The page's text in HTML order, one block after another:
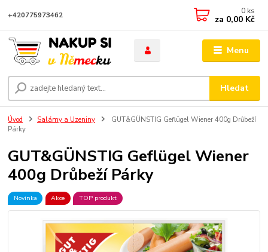
Menu
Hledat
+420775973462 0 ks
za 0,00 Kč
Úvod Salámy a Uzeniny
GUT&GÜNSTIG Geflügel Wiener 400g Drůbeží
Párky
GUT&GÜNSTIG Geflügel Wiener
400g Drůbeží Párky
Novinka Akce TOP produkt